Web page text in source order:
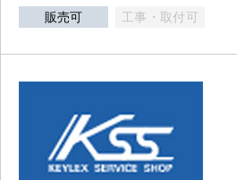
販売可 工事・取付可